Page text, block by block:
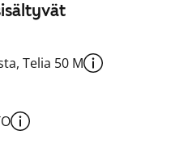
Telia 50 M